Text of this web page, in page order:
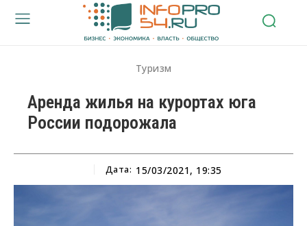
Туризм
Аренда жилья на курортах юга
России подорожала
Дата: 15/03/2021, 19:35